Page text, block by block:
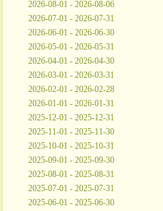
2026-08-01 - 2026-08-06
2026-07-01 - 2026-07-31
2026-06-01 - 2026-06-30
2026-05-01 - 2026-05-31
2026-04-01 - 2026-04-30
2026-03-01 - 2026-03-31
2026-02-01 - 2026-02-28
2026-01-01 - 2026-01-31
2025-12-01 - 2025-12-31
2025-11-01 - 2025-11-30
2025-10-01 - 2025-10-31
2025-09-01 - 2025-09-30
2025-08-01 - 2025-08-31
2025-07-01 - 2025-07-31
2025-06-01 - 2025-06-30